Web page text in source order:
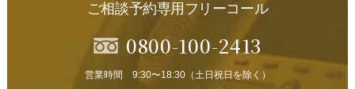
ご相談予約専用フリーコール
0800-100-2413
営業時間 9:30〜18:30（土日祝日を除く）